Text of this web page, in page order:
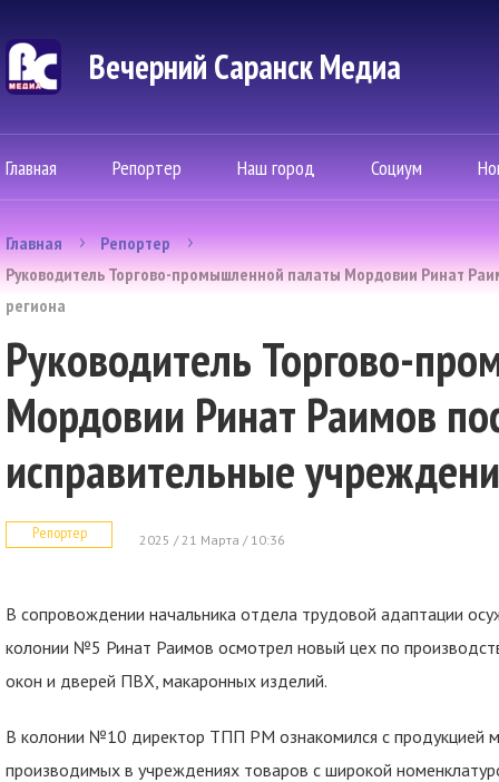
Вечерний Саранск Mедиа
Главная Репортер Наш город Социум
Главная
Репортер
Руководитель Торгово-промышленной палаты Мордовии Ринат
региона
Руководитель Торгово-
Мордовии Ринат Раимов
исправительные
Репортер 2025 / 21 Марта / 10:36
В сопровождении начальника отдела трудовой адаптации
колонии №5 Ринат Раимов осмотрел новый цех по
окон и дверей ПВХ, макаронных изделий.
В колонии №10 директор ТПП РМ ознакомился с продукцией
производимых в учреждениях товаров с широкой